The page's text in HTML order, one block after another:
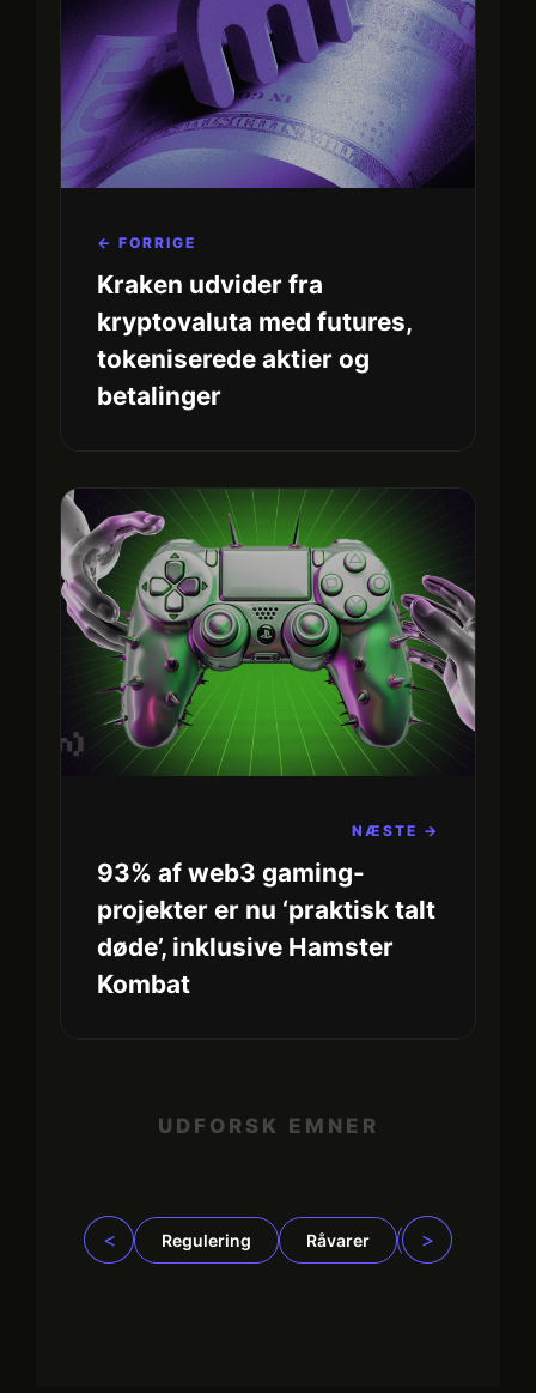
← FORRIGE
Kraken udvider fra
kryptovaluta med futures,
tokeniserede aktier og
betalinger
NÆSTE →
93% af web3 gaming-
projekter er nu ‘praktisk talt
døde’, inklusive Hamster
Kombat
UDFORSK EMNER
< Regulering Råvarer >